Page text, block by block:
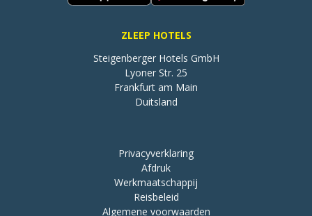
ZLEEP HOTELS
Steigenberger Hotels GmbH
Lyoner Str. 25
Frankfurt am Main
Duitsland
Privacyverklaring
Afdruk
Werkmaatschappij
Reisbeleid
Algemene voorwaarden